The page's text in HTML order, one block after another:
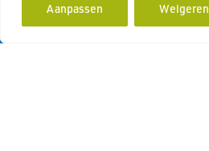
Aanpassen Weigeren